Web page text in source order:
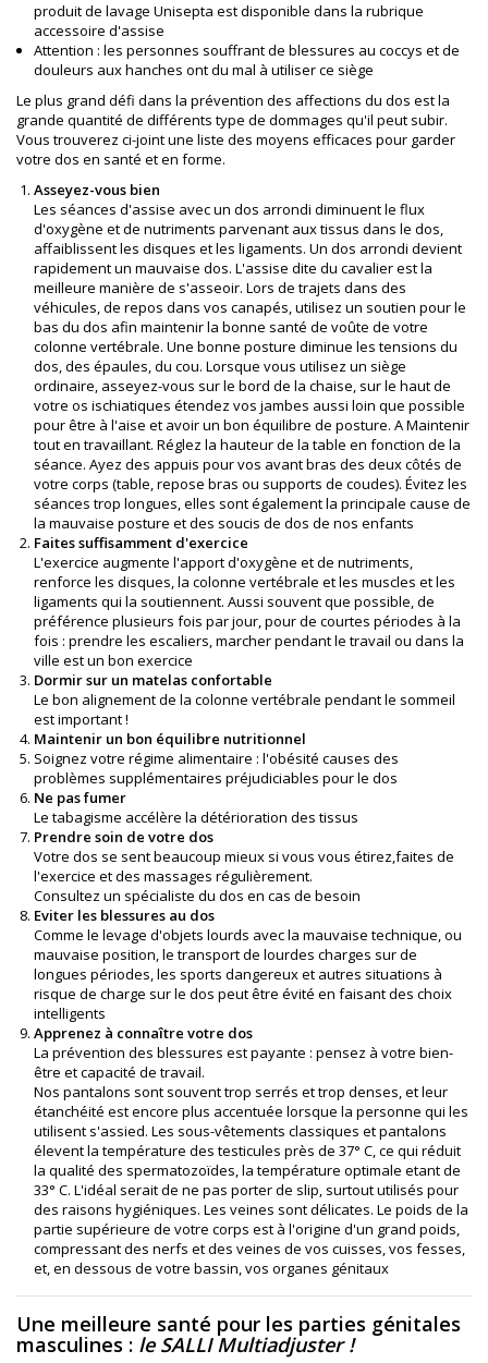
produit de lavage Unisepta est disponible dans la rubrique
accessoire d'assise
Attention : les personnes souffrant de blessures au coccys et de
douleurs aux hanches ont du mal à utiliser ce siège
Le plus grand défi dans la prévention des affections du dos est la
grande quantité de différents type de dommages qu'il peut subir.
Vous trouverez ci-joint une liste des moyens efficaces pour garder
votre dos en santé et en forme.
Asseyez-vous bien
Les séances d'assise avec un dos arrondi diminuent le flux
d'oxygène et de nutriments parvenant aux tissus dans le dos,
affaiblissent les disques et les ligaments. Un dos arrondi devient
rapidement un mauvaise dos. L'assise dite du cavalier est la
meilleure manière de s'asseoir. Lors de trajets dans des
véhicules, de repos dans vos canapés, utilisez un soutien pour le
bas du dos afin maintenir la bonne santé de voûte de votre
colonne vertébrale. Une bonne posture diminue les tensions du
dos, des épaules, du cou. Lorsque vous utilisez un siège
ordinaire, asseyez-vous sur le bord de la chaise, sur le haut de
votre os ischiatiques étendez vos jambes aussi loin que possible
pour être à l'aise et avoir un bon équilibre de posture. A Maintenir
tout en travaillant. Réglez la hauteur de la table en fonction de la
séance. Ayez des appuis pour vos avant bras des deux côtés de
votre corps (table, repose bras ou supports de coudes). Évitez les
séances trop longues, elles sont également la principale cause de
la mauvaise posture et des soucis de dos de nos enfants
Faites suffisamment d'exercice
L'exercice augmente l'apport d'oxygène et de nutriments,
renforce les disques, la colonne vertébrale et les muscles et les
ligaments qui la soutiennent. Aussi souvent que possible, de
préférence plusieurs fois par jour, pour de courtes périodes à la
fois : prendre les escaliers, marcher pendant le travail ou dans la
ville est un bon exercice
Dormir sur un matelas confortable
Le bon alignement de la colonne vertébrale pendant le sommeil
est important !
Maintenir un bon équilibre nutritionnel
Soignez votre régime alimentaire : l'obésité causes des
problèmes supplémentaires préjudiciables pour le dos
Ne pas fumer
Le tabagisme accélère la détérioration des tissus
Prendre soin de votre dos
Votre dos se sent beaucoup mieux si vous vous étirez,faites de
l'exercice et des massages régulièrement.
Consultez un spécialiste du dos en cas de besoin
Eviter les blessures au dos
Comme le levage d'objets lourds avec la mauvaise technique, ou
mauvaise position, le transport de lourdes charges sur de
longues périodes, les sports dangereux et autres situations à
risque de charge sur le dos peut être évité en faisant des choix
intelligents
Apprenez à connaître votre dos
La prévention des blessures est payante : pensez à votre bien-
être et capacité de travail.
Nos pantalons sont souvent trop serrés et trop denses, et leur
étanchéité est encore plus accentuée lorsque la personne qui les
utilisent s'assied. Les sous-vêtements classiques et pantalons
élevent la température des testicules près de 37° C, ce qui réduit
la qualité des spermatozoïdes, la température optimale etant de
33° C. L'idéal serait de ne pas porter de slip, surtout utilisés pour
des raisons hygiéniques. Les veines sont délicates. Le poids de la
partie supérieure de votre corps est à l'origine d'un grand poids,
compressant des nerfs et des veines de vos cuisses, vos fesses,
et, en dessous de votre bassin, vos organes génitaux
Une meilleure santé pour les parties génitales
masculines : le SALLI Multiadjuster!